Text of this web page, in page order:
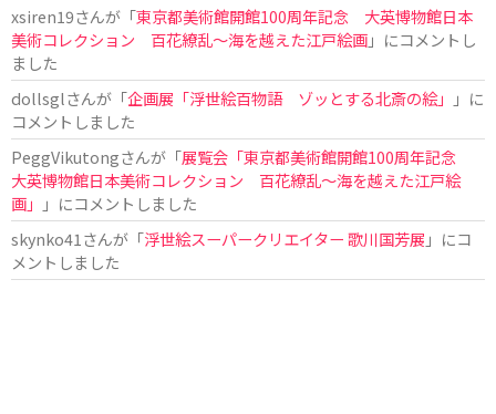
xsiren19さんが「東京都美術館開館100周年記念 大英博物館日本
美術コレクション 百花繚乱～海を越えた江戸絵画」にコメントし
ました
dollsglさんが「企画展「浮世絵百物語 ゾッとする北斎の絵」
」に
コメントしました
PeggVikutongさんが「展覧会「東京都美術館開館100周年記念
大英博物館日本美術コレクション 百花繚乱〜海を越えた江戸絵
画」
」にコメントしました
skynko41 さんが「浮世絵スーパークリエイター 歌川国芳展 」にコ
メントしました